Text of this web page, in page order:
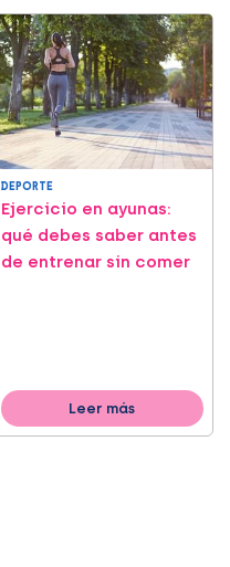
DEPORTE
Ejercicio en ayunas:
qué debes saber antes
de entrenar sin comer
Leer más